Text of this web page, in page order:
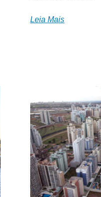
Leia Mais